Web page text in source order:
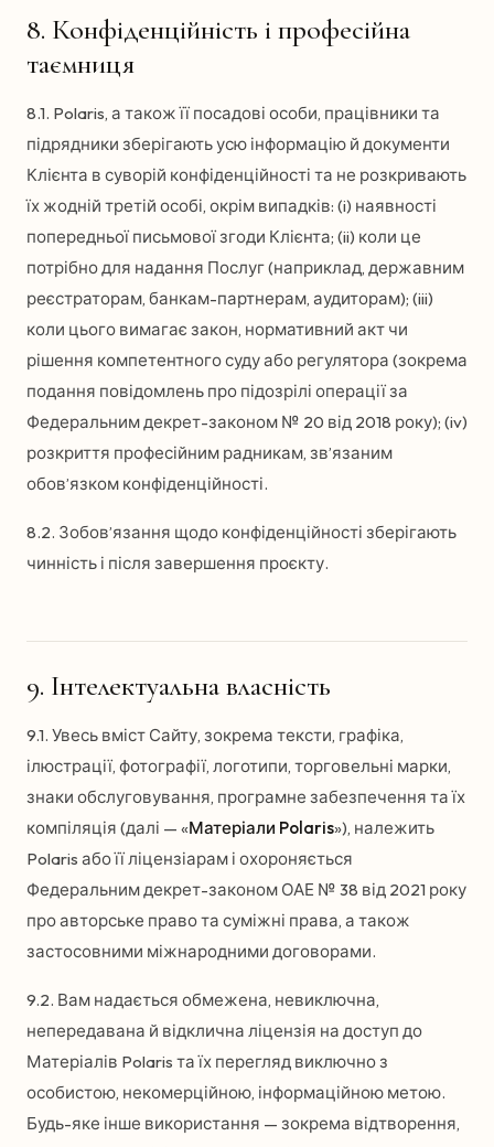
8. Конфіденційність і професійна
таємниця
8.1. Polaris, а також її посадові особи, працівники та
підрядники зберігають усю інформацію й документи
Клієнта в суворій конфіденційності та не розкривають
їх жодній третій особі, окрім випадків: (i) наявності
попередньої письмової згоди Клієнта; (ii) коли це
потрібно для надання Послуг (наприклад, державним
реєстраторам, банкам-партнерам, аудиторам); (iii)
коли цього вимагає закон, нормативний акт чи
рішення компетентного суду або регулятора (зокрема
подання повідомлень про підозрілі операції за
Федеральним декрет-законом № 20 від 2018 року); (iv)
розкриття професійним радникам, зв’язаним
обов’язком конфіденційності.
8.2. Зобов’язання щодо конфіденційності зберігають
чинність і після завершення проєкту.
9. Інтелектуальна власність
9.1. Увесь вміст Сайту, зокрема тексти, графіка,
ілюстрації, фотографії, логотипи, торговельні марки,
знаки обслуговування, програмне забезпечення та їх
компіляція (далі — «Матеріали Polaris»), належить
Polaris або її ліцензіарам і охороняється
Федеральним декрет-законом ОАЕ № 38 від 2021 року
про авторське право та суміжні права, а також
застосовними міжнародними договорами.
9.2. Вам надається обмежена, невиключна,
непередавана й відклична ліцензія на доступ до
Матеріалів Polaris та їх перегляд виключно з
особистою, некомерційною, інформаційною метою.
Будь-яке інше використання — зокрема відтворення,